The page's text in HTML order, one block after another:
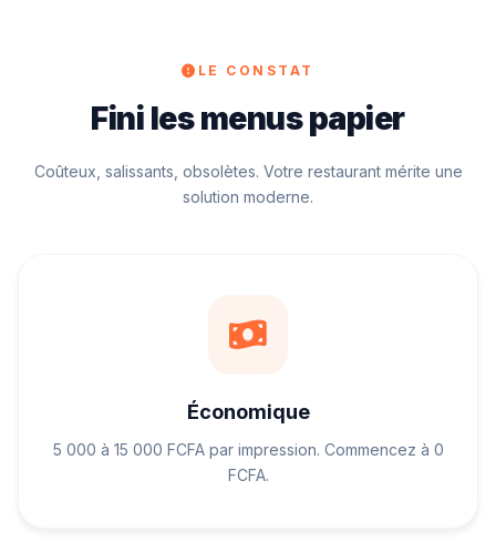
LE CONSTAT
Fini les menus papier
Coûteux, salissants, obsolètes. Votre restaurant mérite une
solution moderne.
Économique
5 000 à 15 000 FCFA par impression. Commencez à 0
FCFA.